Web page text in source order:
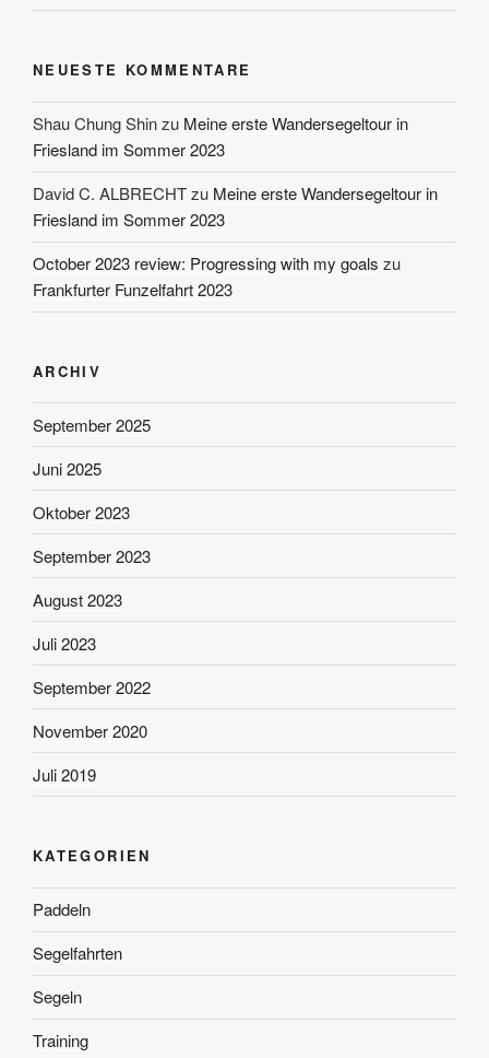
NEUESTE KOMMENTARE
Shau Chung Shinzu Meine erste Wandersegeltour in
Friesland im Sommer 2023
David C. ALBRECHTzu Meine erste Wandersegeltour in
Friesland im Sommer 2023
October 2023 review: Progressing with my goals zu
Frankfurter Funzelfahrt 2023
ARCHIV
September 2025
Juni 2025
Oktober 2023
September 2023
August 2023
Juli 2023
September 2022
November 2020
Juli 2019
KATEGORIEN
Paddeln
Segelfahrten
Segeln
Training